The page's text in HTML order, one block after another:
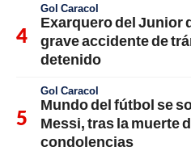
Gol Caracol
Exarquero del Junior
grave accidente de
detenido
Gol Caracol
Mundo del fútbol se
Messi, tras la muerte
condolencias